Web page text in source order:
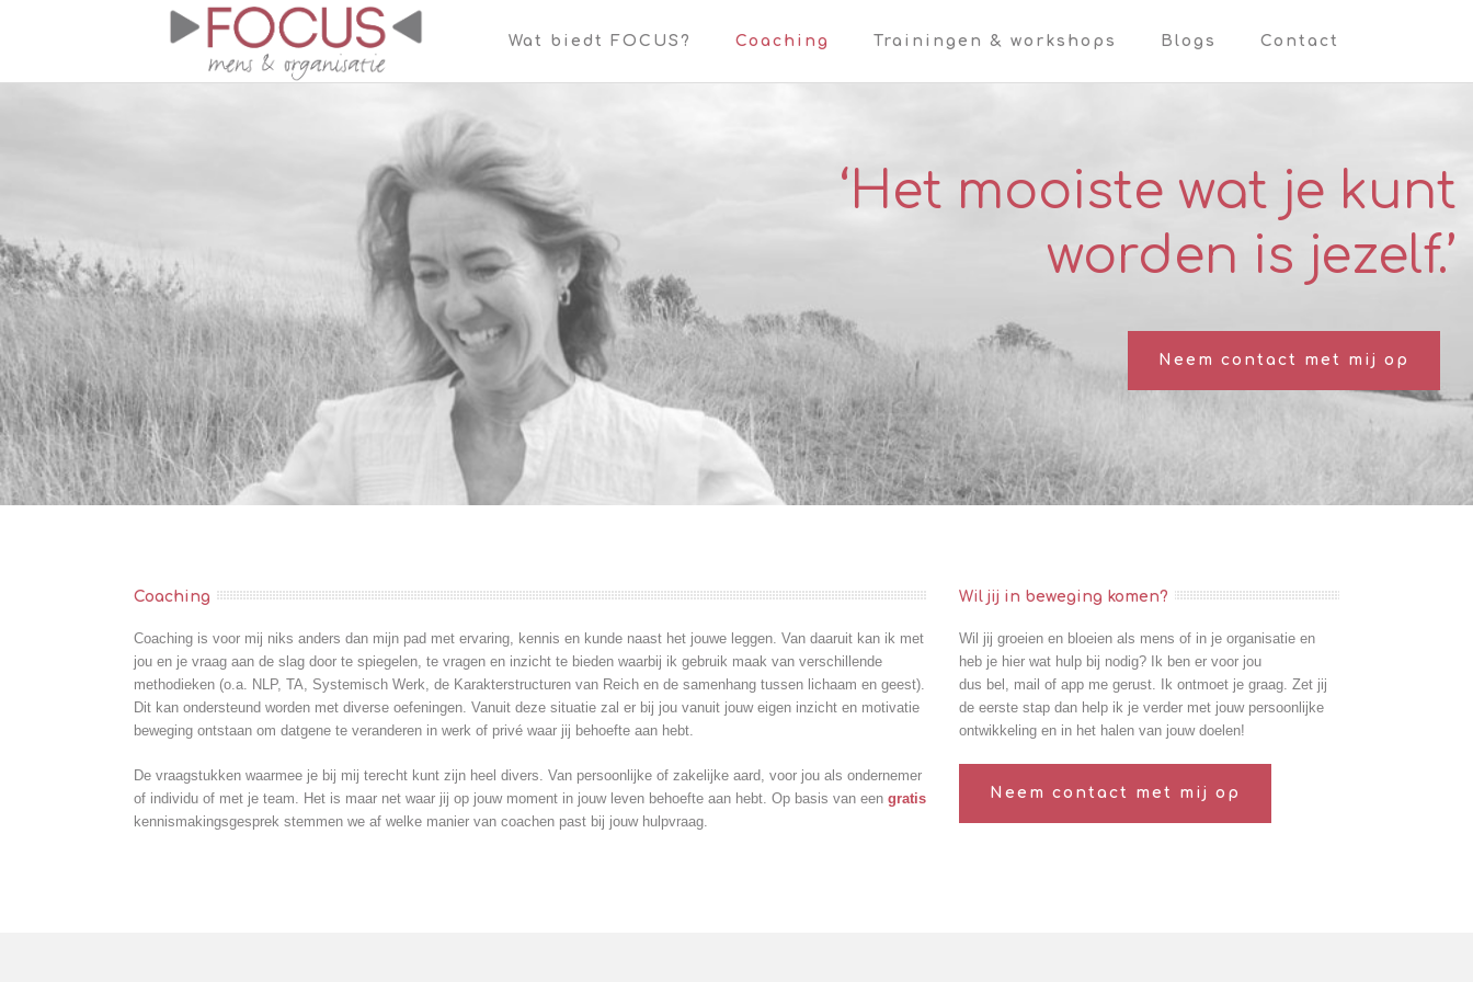
Wat biedt FOCUS? Coaching Trainingen & workshops Blogs Contact
‘Het mooiste wat je kunt
worden is jezelf.’
Neem contact met mij op
Coaching
Coaching is voor mij niks anders dan mijn pad met ervaring, kennis en kunde naast het jouwe leggen. Van daaruit kan ik met
jou en je vraag aan de slag door te spiegelen, te vragen en inzicht te bieden waarbij ik gebruik maak van verschillende
methodieken (o.a. NLP, TA, Systemisch Werk, de Karakterstructuren van Reich en de samenhang tussen lichaam en geest).
Dit kan ondersteund worden met diverse oefeningen. Vanuit deze situatie zal er bij jou vanuit jouw eigen inzicht en motivatie
beweging ontstaan om datgene te veranderen in werk of privé waar jij behoefte aan hebt.
De vraagstukken waarmee je bij mij terecht kunt zijn heel divers. Van persoonlijke of zakelijke aard, voor jou als ondernemer
of individu of met je team. Het is maar net waar jij op jouw moment in jouw leven behoefte aan hebt. Op basis van een gratis
kennismakingsgesprek stemmen we af welke manier van coachen past bij jouw hulpvraag.
Wil jij in beweging komen?
Wil jij groeien en bloeien als mens of in je organisatie en
heb je hier wat hulp bij nodig? Ik ben er voor jou
dus bel , mail ofapp me gerust. Ik ontmoet je graag. Zet jij
de eerste stap dan help ik je verder met jouw persoonlijke
ontwikkeling en in het halen van jouw doelen!
Neem contact met mij op